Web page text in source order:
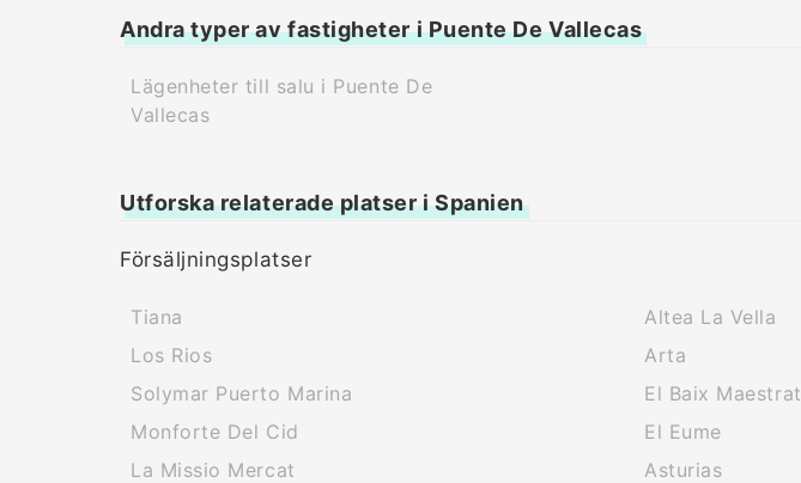
Andra typer av fastigheter i Puente De Vallecas
Lägenheter till salu i Puente De
Vallecas
Utforska relaterade platser i Spanien
Försäljningsplatser
Tiana
Los Rios
Solymar Puerto Marina
Monforte Del Cid
La Missio Mercat
Altea La Vella
Arta
El Baix Maestrat
El Eume
Asturias